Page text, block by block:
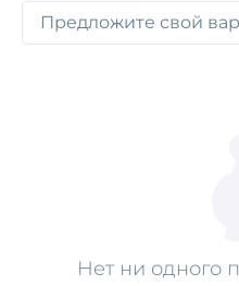
Нет ни одного